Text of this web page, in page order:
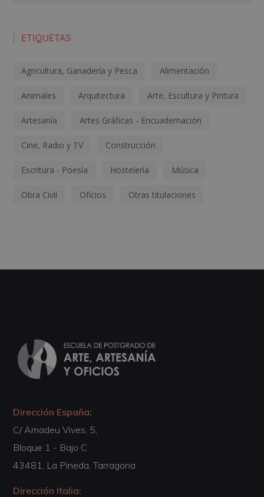
ETIQUETAS
Agricultura, Ganadería y Pesca Alimentación
Animales Arquitectura Arte, Escultura y Pintura
Artesanía Artes Gráficas - Encuadernación
Cine, Radio y TV Construcción
Escritura - Poesía Hostelería Música
Obra Civil Oficios Otras titulaciones
Dirección España:
C/ Amadeu Vives, 5,
Bloque 1 - Bajo C
43481, La Pineda, Tarragona
Dirección Italia: